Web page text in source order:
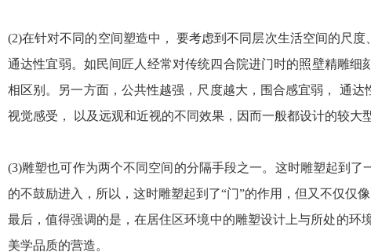
(2)在针对不同的空间塑造中， 要考虑到不同层次生活空间的尺
通达性宜弱。如民间匠人经常对传统四合院进门时的照壁精雕
相区别。另一方面，公共性越强，尺度越大，围合感宜弱， 通
视觉感受， 以及远观和近视的不同效果，因而一般都设计的较大型
(3)雕塑也可作为两个不同空间的分隔手段之一。这时雕塑起到
的不鼓励进入，所以，这时雕塑起到了“门”的作用，但又不仅仅
最后，值得强调的是，在居住区环境中的雕塑设计上与所处的
美学品质的营造。